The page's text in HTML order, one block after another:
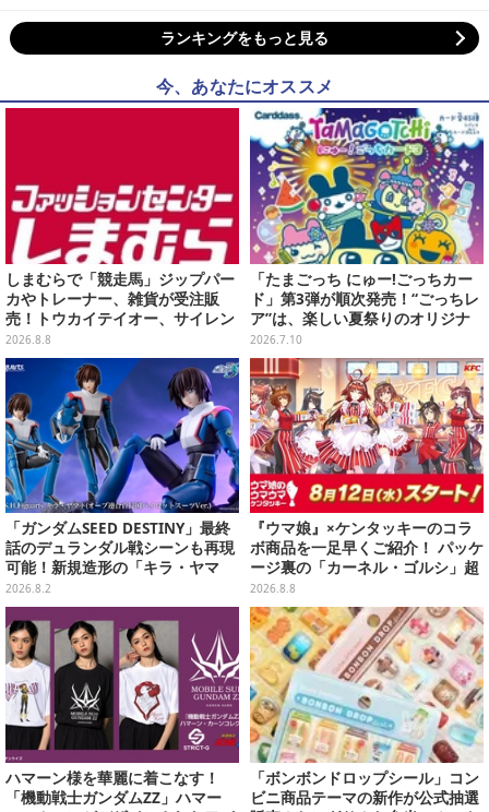
ランキングをもっと見る
今、あなたにオススメ
しまむらで「競走馬」ジップパー
カやトレーナー、雑貨が受注販
売！トウカイテイオー、サイレン
ススズカなど名馬をデザイン
2026.8.8
「たまごっち にゅー!ごっちカー
ド」第3弾が順次発売！“ごっちレ
ア”は、楽しい夏祭りのオリジナ
ルアートに
2026.7.10
「ガンダムSEED DESTINY」最終
話のデュランダル戦シーンも再現
可能！新規造形の「キラ・ヤマ
ト」アクションフィギュアが予約
受付実施
2026.8.2
『ウマ娘』×ケンタッキーのコラ
ボ商品を一足早くご紹介！ パッケ
ージ裏の「カーネル・ゴルシ」超
長文コラボ告知は必見、オリジナ
ル商品はガツンと来るにんにくが
美味しくて「全銀河☆ゴルゴルチ
キン化計画」の一部になる【実物
レポ】
2026.8.8
ハマーン様を華麗に着こなす！
「機動戦士ガンダムZZ」ハマー
「ボンボンドロップシール」コン
ビニ商品テーマの新作が公式抽選